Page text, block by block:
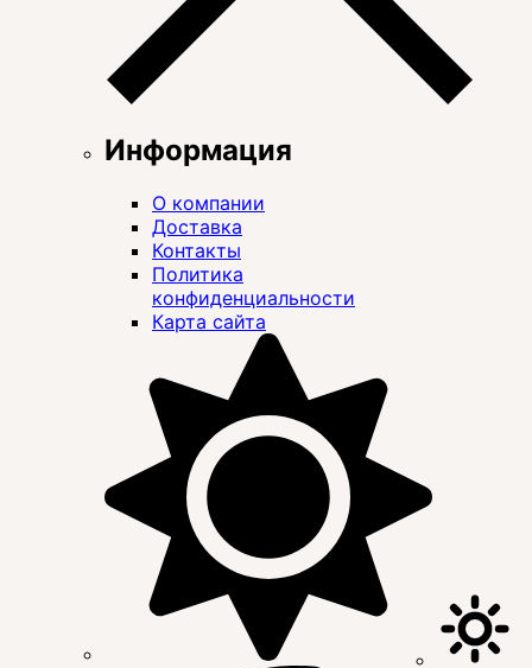
Информация
О компании
Доставка
Контакты
Политика
конфиденциальности
Карта сайта